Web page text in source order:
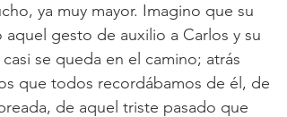
ya muy mayor. Imagino que su
gesto de auxilio a Carlos y su
se queda en el camino; atrás
que todos recordábamos de él, de
de aquel triste pasado que